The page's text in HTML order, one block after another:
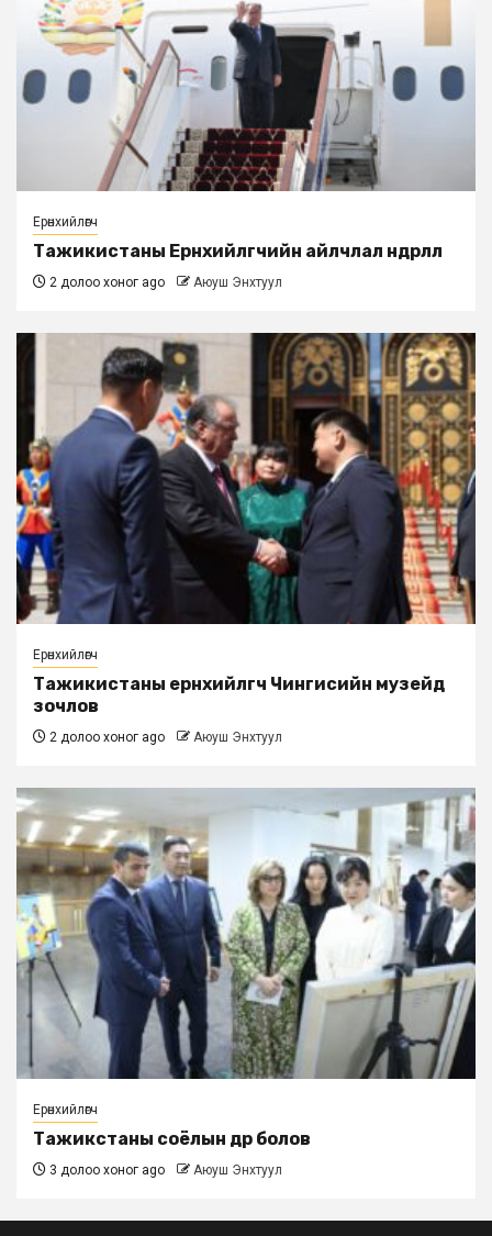
Ерөнхийлөгч
Тажикистаны Ерөнхийлөгчийн айлчлал өндөрлөлөө
2 долоо хоног ago Аюуш Энхтуул
Ерөнхийлөгч
Тажикистаны ерөнхийлөгч Чингисийн музейд
зочлов
2 долоо хоног ago Аюуш Энхтуул
Ерөнхийлөгч
Тажикстаны соёлын өдөр болов
3 долоо хоног ago Аюуш Энхтуул